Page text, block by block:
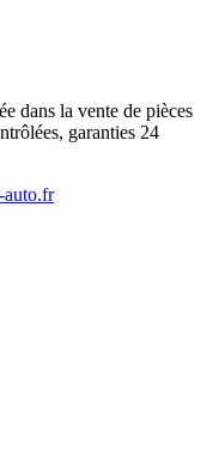
dans la vente de pièces
garanties 24
auto.fr